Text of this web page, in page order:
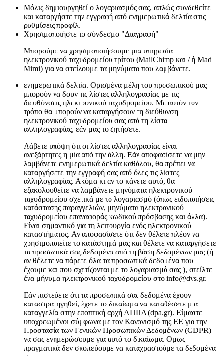
Μόλις δημιουργηθεί ο λογαριασμός σας, απλώς συνδεθείτε
και καταργήστε την εγγραφή από ενημερωτικά δελτία στις
ρυθμίσεις προφίλ.
Χρησιμοποιήστε το σύνδεσμο "Διαγραφή"
Μπορούμε να χρησιμοποιήσουμε μια υπηρεσία
ηλεκτρονικού ταχυδρομείου τρίτου (MailChimp και / ή Mad
Mimi) για να στείλουμε τα μηνύματα που λαμβάνετε.
ενημερωτικά δελτία. Ορισμένα μέλη του προσωπικού μας
μπορούν να δουν τις λίστες αλληλογραφίας με τις
διευθύνσεις ηλεκτρονικού ταχυδρομείου. Με αυτόν τον
τρόπο θα μπορούν να καταργήσουν τη διεύθυνση
ηλεκτρονικού ταχυδρομείου σας από τη λίστα
αλληλογραφίας, εάν μας το ζητήσετε.
Λάβετε υπόψη ότι οι λίστες αλληλογραφίας είναι
ανεξάρτητες η μία από την άλλη. Εάν αποφασίσετε να μην
λαμβάνετε ενημερωτικά δελτία καθόλου, θα πρέπει να
καταργήσετε την εγγραφή σας από όλες τις λίστες
αλληλογραφίας. Ακόμα κι αν το κάνετε αυτό, θα
εξακολουθείτε να λαμβάνετε μηνύματα ηλεκτρονικού
ταχυδρομείου σχετικά με το λογαριασμό (όπως ειδοποιήσεις
κατάστασης παραγγελιών, μηνύματα ηλεκτρονικού
ταχυδρομείου επαναφοράς κωδικού πρόσβασης και άλλα).
Είναι σημαντικό για τη λειτουργία ενός ηλεκτρονικού
καταστήματος. Αν αποφασίσετε ότι δεν θέλετε πλέον να
χρησιμοποιείτε το κατάστημά μας και θέλετε να καταργήσετε
τα προσωπικά σας δεδομένα από τη βάση δεδομένων μας (ή
αν θέλετε να πάρετε όλα τα προσωπικά δεδομένα που
έχουμε και που σχετίζονται με το λογαριασμό σας ), στείλτε
ένα μήνυμα ηλεκτρονικού ταχυδρομείου στο info@dvs.gr.
Εάν πιστεύετε ότι τα προσωπικά σας δεδομένα έχουν
καταστρατηγηθεί, έχετε το δικαίωμα να καταθέσετε μια
καταγγελία στην εποπτική αρχή ΑΠΠΔ (dpa.gr). Είμαστε
υποχρεωμένοι σύμφωνα με τον Κανονισμό της ΕΕ για την
Προστασία των Γενικών Προσωπικών Δεδομένων (GDPR)
να σας ενημερώσουμε για αυτό το δικαίωμα. Ομως
πραγματικά δεν σκοπεύουμε να καταχραστούμε τα δεδομένα